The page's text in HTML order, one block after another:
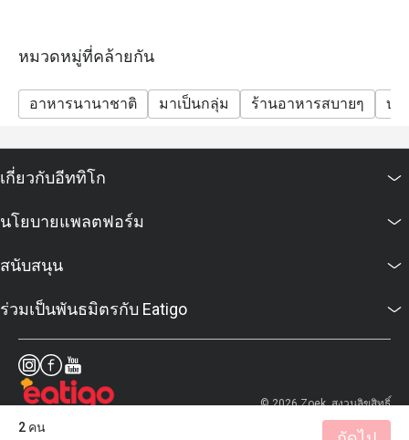
หมวดหมู่ที่คล้ายกัน
อาหารนานาชาติ มาเป็นกลุ่ม ร้านอาหารสบายๆ บา
2 คน
เกี่ยวกับอีททิโก
นโยบายแพลตฟอร์ม
สนับสนุน
ร่วมเป็นพันธมิตรกับ Eatigo
© 2026 Zoek. สงวนลิขสิทธิ์